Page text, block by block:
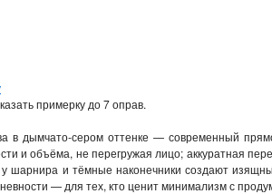
примерку до 7 оправ.
в дымчато‑сером оттенке — современный
и объёма, не перегружая лицо; аккуратная
шарнира и тёмные наконечники создают
— для тех, кто ценит минимализм с